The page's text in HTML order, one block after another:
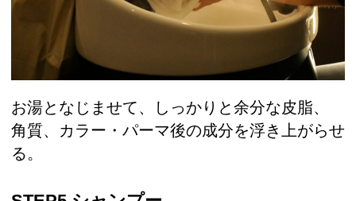
お湯となじませて、しっかりと余分な皮脂、
角質、カラー・パーマ後の成分を浮き上がらせ
る。